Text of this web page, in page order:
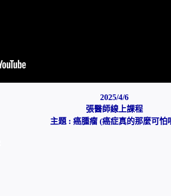
2025/4/6
張醫師線上課程
主題 : 癌腫瘤 (癌症真的那麼可怕